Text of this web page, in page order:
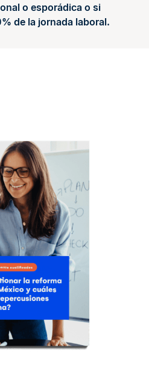
o esporádica o si
de la jornada laboral.